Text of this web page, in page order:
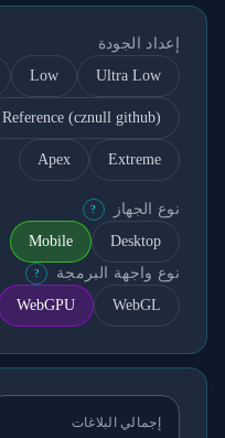
إعداد الجودة
Ultra Low
Low
Reference (cznull github)
Extreme
Apex
نوع الجهاز ?
Desktop
Mobile
نوع واجهة البرمجة
?
WebGL
WebGPU
إجمالي البلاغات